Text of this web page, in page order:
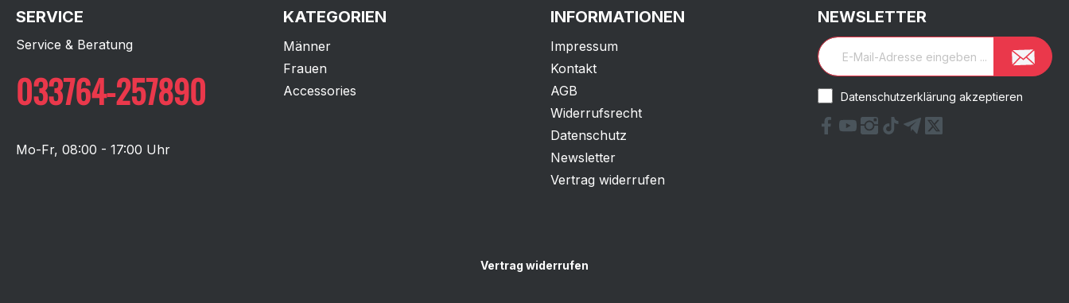
SERVICE
Service & Beratung
033764-257890
Mo-Fr, 08:00 - 17:00 Uhr
KATEGORIEN
Männer
Frauen
Accessories
INFORMATIONEN
Impressum
Kontakt
AGB
Widerrufsrecht
Datenschutz
Newsletter
Vertrag widerrufen
NEWSLETTER
Datenschutzerklärung akzeptieren
Vertrag widerrufen